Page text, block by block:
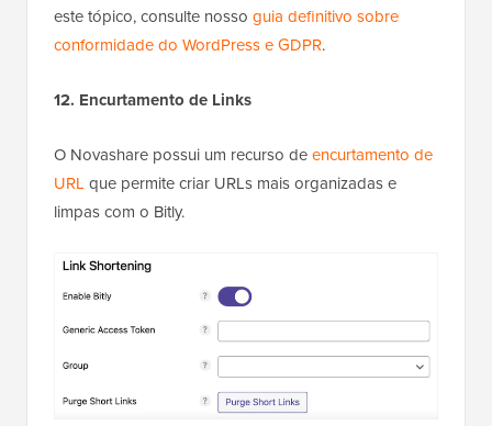
este tópico, consulte nosso guia definitivo sobre
conformidade do WordPress e GDPR.
12. Encurtamento de Links
O Novashare possui um recurso deencurtamento de
URL que permite criar URLs mais organizadas e
limpas com o Bitly.